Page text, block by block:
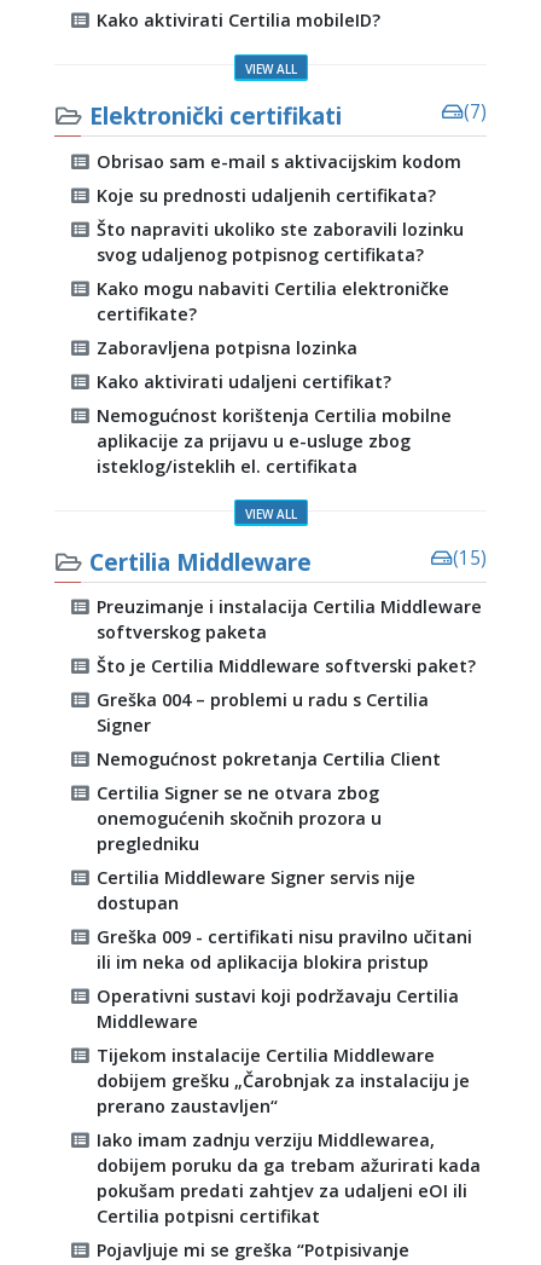
Kako aktivirati Certilia mobileID?
VIEW ALL
(7)
Elektronički certifikati
Obrisao sam e-mail s aktivacijskim kodom
Koje su prednosti udaljenih certifikata?
Što napraviti ukoliko ste zaboravili lozinku
svog udaljenog potpisnog certifikata?
Kako mogu nabaviti Certilia elektroničke
certifikate?
Zaboravljena potpisna lozinka
Kako aktivirati udaljeni certifikat?
Nemogućnost korištenja Certilia mobilne
aplikacije za prijavu u e-usluge zbog
isteklog/isteklih el. certifikata
VIEW ALL
(15)
Certilia Middleware
Preuzimanje i instalacija Certilia Middleware
softverskog paketa
Što je Certilia Middleware softverski paket?
Greška 004 – problemi u radu s Certilia
Signer
Nemogućnost pokretanja Certilia Client
Certilia Signer se ne otvara zbog
onemogućenih skočnih prozora u
pregledniku
Certilia Middleware Signer servis nije
dostupan
Greška 009 - certifikati nisu pravilno učitani
ili im neka od aplikacija blokira pristup
Operativni sustavi koji podržavaju Certilia
Middleware
Tijekom instalacije Certilia Middleware
dobijem grešku „Čarobnjak za instalaciju je
prerano zaustavljen“
Iako imam zadnju verziju Middlewarea,
dobijem poruku da ga trebam ažurirati kada
pokušam predati zahtjev za udaljeni eOI ili
Certilia potpisni certifikat
Pojavljuje mi se greška “Potpisivanje